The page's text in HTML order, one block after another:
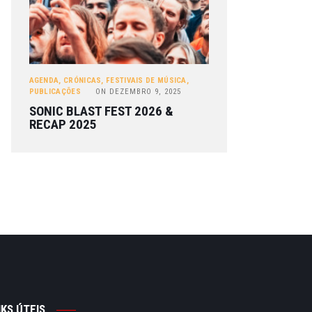
AGENDA, CRÓNICAS, FESTIVAIS DE MÚSICA,
PUBLICAÇÕES
ON DEZEMBRO 9, 2025
SONIC BLAST FEST 2026 &
RECAP 2025